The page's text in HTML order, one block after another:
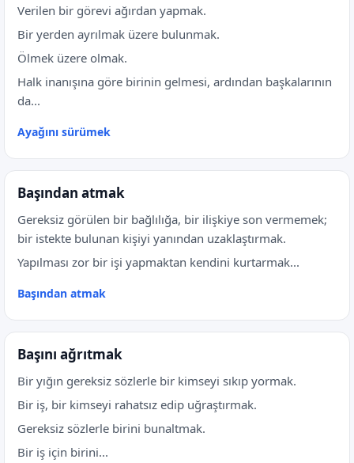
Verilen bir görevi ağırdan yapmak.
Bir yerden ayrılmak üzere bulunmak.
Ölmek üzere olmak.
Halk inanışına göre birinin gelmesi, ardından başkalarının
da...
Ayağını sürümek
Başından atmak
Gereksiz görülen bir bağlılığa, bir ilişkiye son vermemek;
bir istekte bulunan kişiyi yanından uzaklaştırmak.
Yapılması zor bir işi yapmaktan kendini kurtarmak...
Başından atmak
Başını ağrıtmak
Bir yığın gereksiz sözlerle bir kimseyi sıkıp yormak.
Bir iş, bir kimseyi rahatsız edip uğraştırmak.
Gereksiz sözlerle birini bunaltmak.
Bir iş için birini...